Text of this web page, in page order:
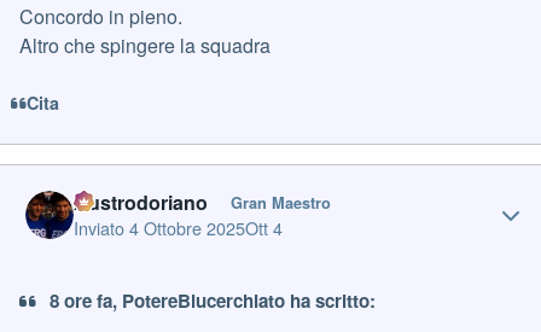
Concordo in pieno.
Altro che spingere la squadra
Cita
Austrodoriano Gran Maestro
Inviato4 Ottobre 2025Ott 4
8 ore fa, PotereBlucerchiato ha scritto: